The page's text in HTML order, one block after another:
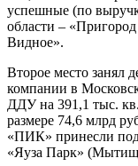
успешные (по
области –
Видное».
Второе место занял
компании в
ДДУ на 391,1 тыс.
размере 74,6 млрд
«ПИК» принесли
«Яуза Парк»